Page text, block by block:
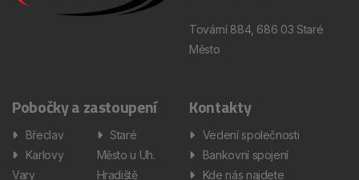
Tovární 884, 686 03 Staré
Město
Pobočky a zastoupení
Břeclav
Karlovy
Vary
Staré
Město u Uh.
Hradiště
Kontakty
Vedení společnosti
Bankovní spojení
Kde nás najdete